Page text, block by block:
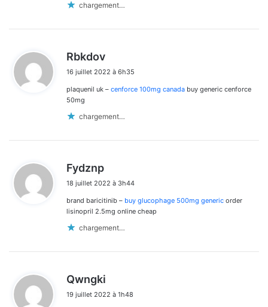
chargement…
Rbkdov
t
16 juillet 2022 à 6h35
plaquenil uk – cenforce 100mg canada buy generic cenforce
50mg
chargement…
Fydznp
t
:
18 juillet 2022 à 3h44
brand baricitinib – buy glucophage 500mg generic order
lisinopril 2.5mg online cheap
chargement…
Qwngki
t
19 juillet 2022 à 1h48